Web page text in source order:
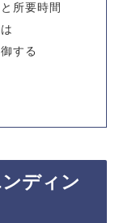
所要時間
する
ディン